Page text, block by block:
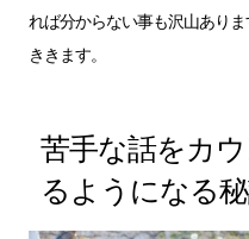
れば分からない事も沢山あり
ききます。
苦手な話をカ
るようになる